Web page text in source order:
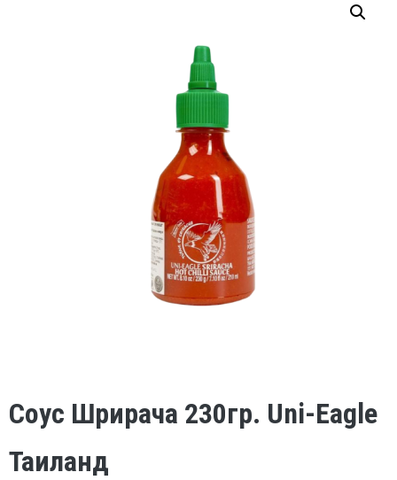
Соус Шрирача 230гр. Uni-Eagle
Таиланд